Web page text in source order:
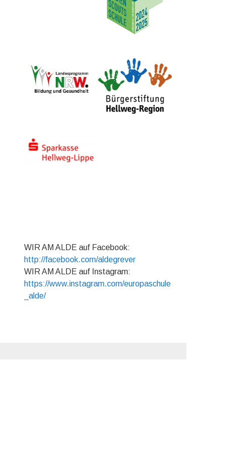
WIR AM ALDE auf Facebook:
http://facebook.com/aldegrever
WIR AM ALDE auf Instagram:
https://www.instagram.com/europaschule
_alde/